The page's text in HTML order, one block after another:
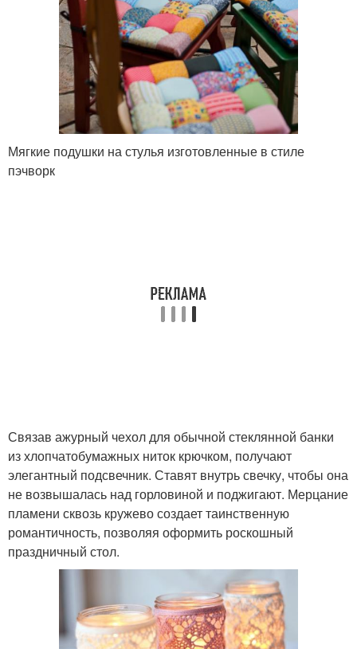
Мягкие подушки на стулья изготовленные в стиле
пэчворк
Связав ажурный чехол для обычной стеклянной банки
из хлопчатобумажных ниток крючком, получают
элегантный подсвечник. Ставят внутрь свечку, чтобы она
не возвышалась над горловиной и поджигают. Мерцание
пламени сквозь кружево создает таинственную
романтичность, позволяя оформить роскошный
праздничный стол.